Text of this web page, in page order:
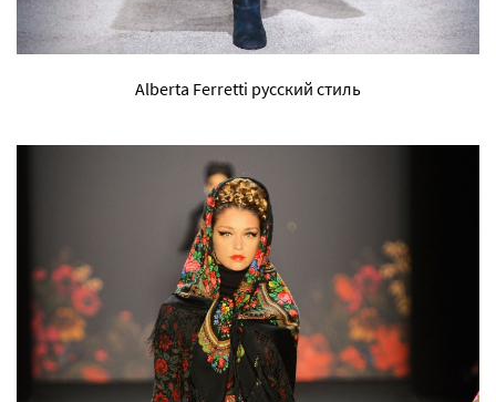
Alberta Ferretti русский стиль